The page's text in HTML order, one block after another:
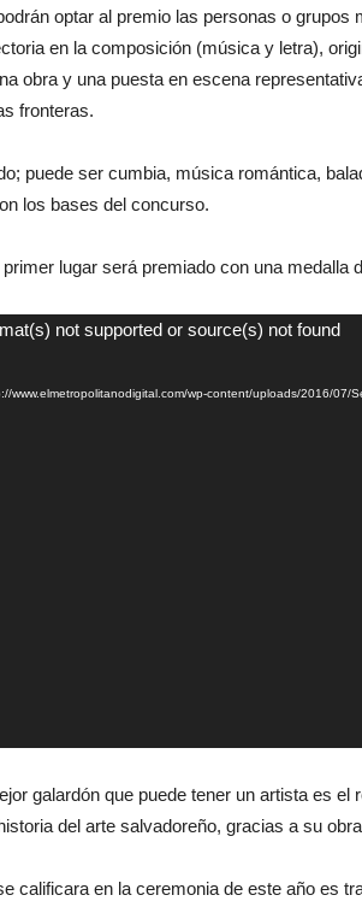
optar al premio las personas o
en la composición (música y letra),
obra y una puesta en escena
fronteras.
puede ser cumbia, música romántica,
los bases del concurso.
lugar será premiado con una medalla
not supported or source(s) not found
www.elmetropolitanodigital.com/wp-content/uploads/2016/07/
galardón que puede tener un artista es el
del arte salvadoreño, gracias a su
calificara en la ceremonia de este año es